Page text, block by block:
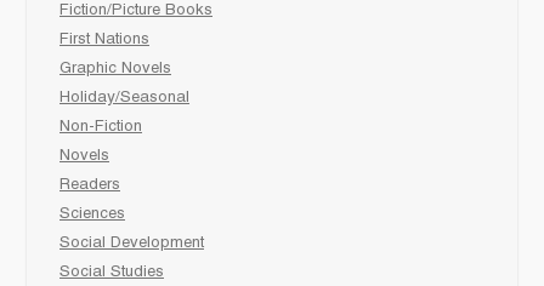
Fiction/Picture Books
First Nations
Graphic Novels
Holiday/Seasonal
Non-Fiction
Novels
Readers
Sciences
Social Development
Social Studies